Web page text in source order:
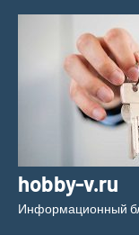
Перейти
содержимому
hobby-v.ru
Информационный